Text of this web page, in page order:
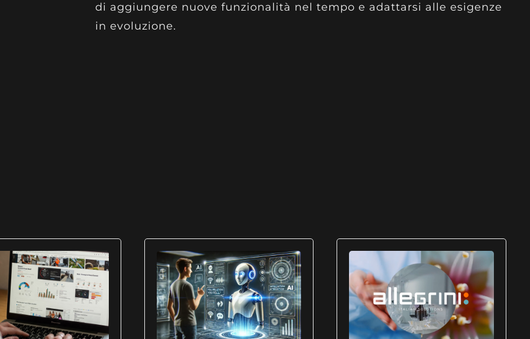
di aggiungere nuove funzionalità nel tempo e adattarsi alle esigenze
in evoluzione.